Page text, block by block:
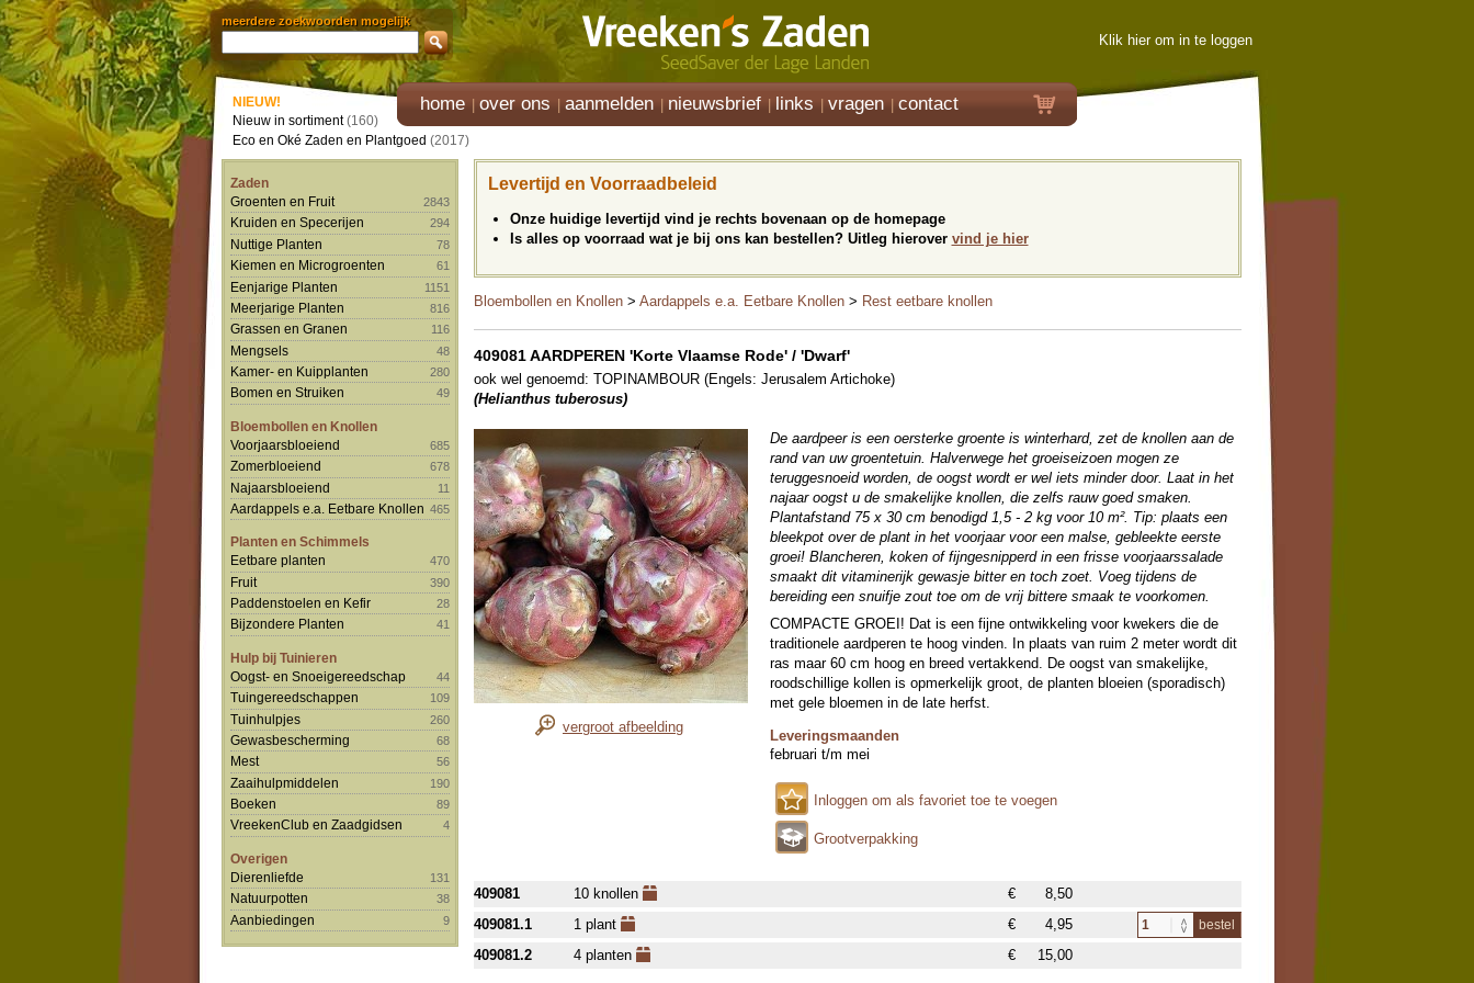
meerdere zoekwoorden mogelijk
Klik hier om in te loggen
home over ons aanmelden nieuwsbrief links vragen contact
NIEUW!
Nieuw in sortiment(160)
Eco en Oké Zaden en Plantgoed (2017)
Zaden
Groenten en Fruit
2843
Kruiden en Specerijen 294
Nuttige Planten 78
Kiemen en Microgroenten 61
Eenjarige Planten 1151
Meerjarige Planten 816
Grassen en Granen 116
Mengsels 48
Kamer- en Kuipplanten 280
Bomen en Struiken 49
Bloembollen en Knollen
Voorjaarsbloeiend
685
Zomerbloeiend 678
Najaarsbloeiend 11
Aardappels e.a. Eetbare Knollen 465
Planten en Schimmels
Eetbare planten
470
Fruit 390
Paddenstoelen en Kefir 28
Bijzondere Planten 41
Hulp bij Tuinieren
Oogst- en Snoeigereedschap
44
Tuingereedschappen 109
Tuinhulpjes 260
Gewasbescherming 68
Mest 56
Zaaihulpmiddelen 190
Boeken 89
VreekenClub en Zaadgidsen 4
Overigen
Dierenliefde
131
Natuurpotten 38
Aanbiedingen 9
Levertijd en Voorraadbeleid
Onze huidige levertijd vind je rechts bovenaan op de homepage
Is alles op voorraad wat je bij ons kan bestellen? Uitleg hierover vind je hier
Bloembollen en Knollen > Aardappels e.a. Eetbare Knollen > Rest eetbare knollen
409081 AARDPEREN 'Korte Vlaamse Rode' / 'Dwarf'
ook wel genoemd: TOPINAMBOUR (Engels: Jerusalem Artichoke)
(Helianthus tuberosus)
vergroot afbeelding
De aardpeer is een oersterke groente is winterhard, zet de knollen aan de
rand van uw groentetuin. Halverwege het groeiseizoen mogen ze
teruggesnoeid worden, de oogst wordt er wel iets minder door. Laat in het
najaar oogst u de smakelijke knollen, die zelfs rauw goed smaken.
Plantafstand 75 x 30 cm benodigd 1,5 - 2 kg voor 10 m². Tip: plaats een
bleekpot over de plant in het voorjaar voor een malse, gebleekte eerste
groei! Blancheren, koken of fijngesnipperd in een frisse voorjaarssalade
smaakt dit vitaminerijk gewasje bitter en toch zoet. Voeg tijdens de
bereiding een snuifje zout toe om de vrij bittere smaak te voorkomen.
COMPACTE GROEI! Dat is een fijne ontwikkeling voor kwekers die de
traditionele aardperen te hoog vinden. In plaats van ruim 2 meter wordt dit
ras maar 60 cm hoog en breed vertakkend. De oogst van smakelijke,
roodschillige kollen is opmerkelijk groot, de planten bloeien (sporadisch)
met gele bloemen in de late herfst.
Leveringsmaanden
februari t/m mei
Inloggen om als favoriet toe te voegen
Grootverpakking
409081 10 knollen €
8,50
409081.1
1 plant € 4,95 bestel
409081.2 4 planten € 15,00